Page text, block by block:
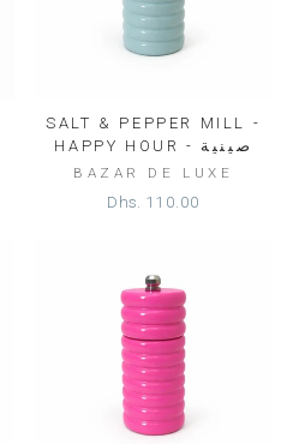
SALT & PEPPER MILL -
HAPPY HOUR - صينية
BAZAR DE LUXE
Dhs. 110.00